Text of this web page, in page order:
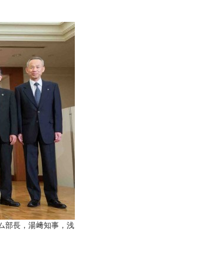
部長，湯﨑知事，浅